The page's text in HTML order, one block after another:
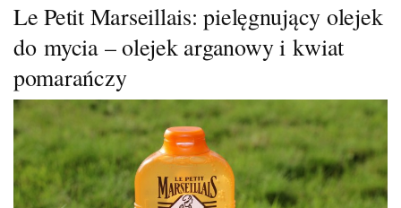
Le Petit Marseillais: pielęgnujący olejek
do mycia – olejek arganowy i kwiat
pomarańczy